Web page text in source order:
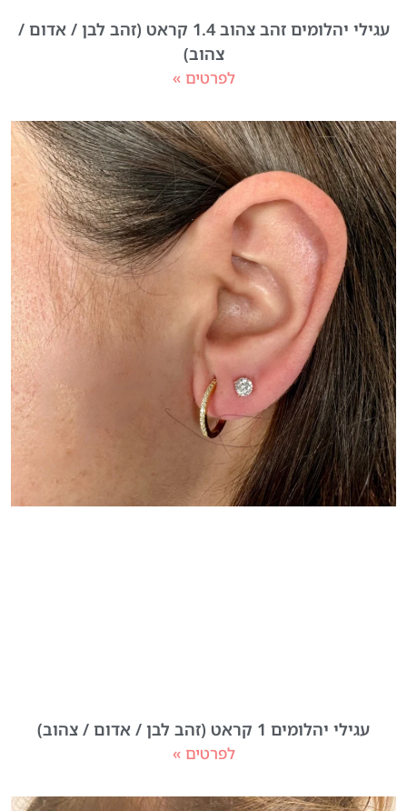
עגילי יהלומים זהב צהוב 1.4 קראט (זהב לבן / אדום /
צהוב)
לפרטים »
עגילי יהלומים 1 קראט (זהב לבן / אדום / צהוב)
לפרטים »